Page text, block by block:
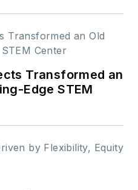
Transformed an
Edge STEM